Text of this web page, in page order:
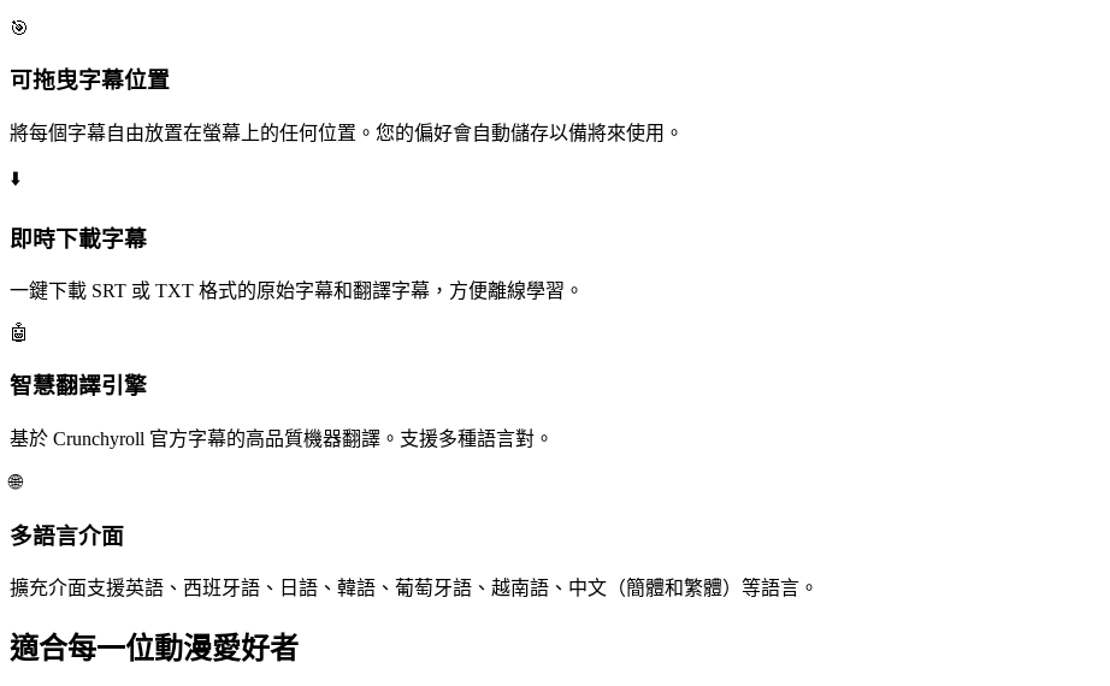
🎯
可拖曳字幕位置
將每個字幕自由放置在螢幕上的任何位置。您的偏好會自動儲存以備將來使用。
⬇️
即時下載字幕
一鍵下載 SRT 或 TXT 格式的原始字幕和翻譯字幕，方便離線學習。
🤖
智慧翻譯引擎
基於 Crunchyroll 官方字幕的高品質機器翻譯。支援多種語言對。
🌐
多語言介面
擴充介面支援英語、西班牙語、日語、韓語、葡萄牙語、越南語、中文（簡體和繁體）等語言。
適合每一位動漫愛好者